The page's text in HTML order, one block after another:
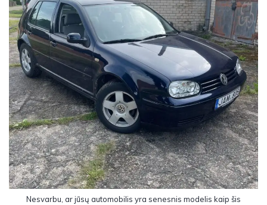
Nesvarbu, ar jūsų automobilis yra senesnis modelis kaip šis